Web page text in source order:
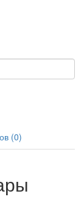
(0)